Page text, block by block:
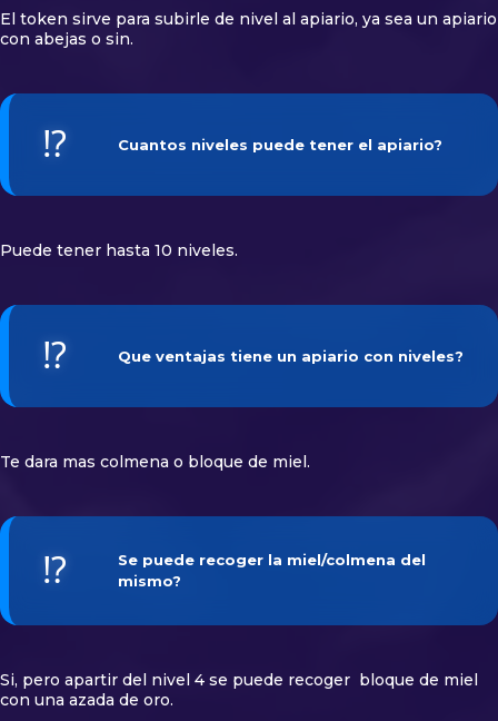
El token sirve para subirle de nivel al apiario, ya sea un apiario
con abejas o sin.
⁉️ Cuantos niveles puede tener el apiario?
Puede tener hasta 10 niveles.
⁉️ Que ventajas tiene un apiario con niveles?
Te dara mas colmena o bloque de miel.
⁉️
Se puede recoger la miel/colmena del
mismo?
Si, pero apartir del nivel 4 se puede recoger bloque de miel
con una azada de oro.